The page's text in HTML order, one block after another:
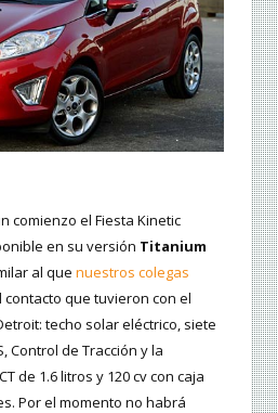
comienzo el Fiesta Kinetic
en su versión Titanium
al que nuestros colegas
que tuvieron con el
techo solar eléctrico, siete
Control de Tracción y la
de 1.6 litros y 120 cv con caja
Por el momento no habrá